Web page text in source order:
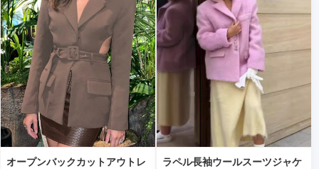
オープンバックカットアウトレ
ラペル長袖ウールスーツジャケ